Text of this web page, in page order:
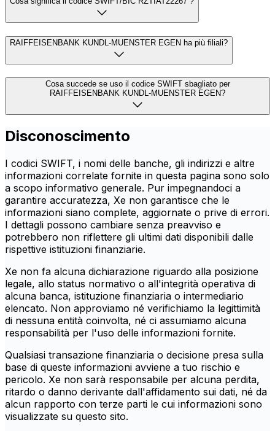
RAIFFEISENBANK KUNDL-MUENSTER EGEN ha più filiali?
Cosa succede se uso il codice SWIFT sbagliato per
RAIFFEISENBANK KUNDL-MUENSTER EGEN?
Disconoscimento
I codici SWIFT, i nomi delle banche, gli indirizzi e altre
informazioni correlate fornite in questa pagina sono solo
a scopo informativo generale. Pur impegnandoci a
garantire accuratezza, Xe non garantisce che le
informazioni siano complete, aggiornate o prive di errori.
I dettagli possono cambiare senza preavviso e
potrebbero non riflettere gli ultimi dati disponibili dalle
rispettive istituzioni finanziarie.
Xe non fa alcuna dichiarazione riguardo alla posizione
legale, allo status normativo o all'integrità operativa di
alcuna banca, istituzione finanziaria o intermediario
elencato. Non approviamo né verifichiamo la legittimità
di nessuna entità coinvolta, né ci assumiamo alcuna
responsabilità per l'uso delle informazioni fornite.
Qualsiasi transazione finanziaria o decisione presa sulla
base di queste informazioni avviene a tuo rischio e
pericolo. Xe non sarà responsabile per alcuna perdita,
ritardo o danno derivante dall'affidamento sui dati, né da
alcun rapporto con terze parti le cui informazioni sono
visualizzate su questo sito.